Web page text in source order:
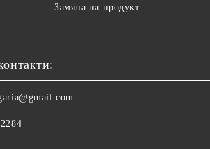
Замяна на продукт